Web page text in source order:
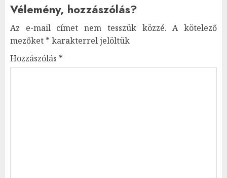
Vélemény, hozzászólás?
Az e-mail címet nem tesszük közzé. A kötelező
mezőket * karakterrel jelöltük
Hozzászólás *